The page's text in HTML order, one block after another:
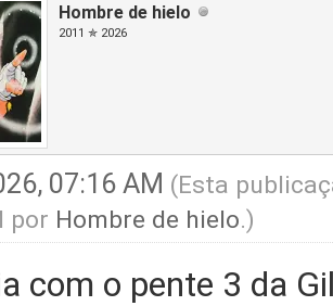
Hombre de hielo
2011 ✯ 2026
07:16 AM (Esta
por Hombre de hielo.)
com o pente 3 da